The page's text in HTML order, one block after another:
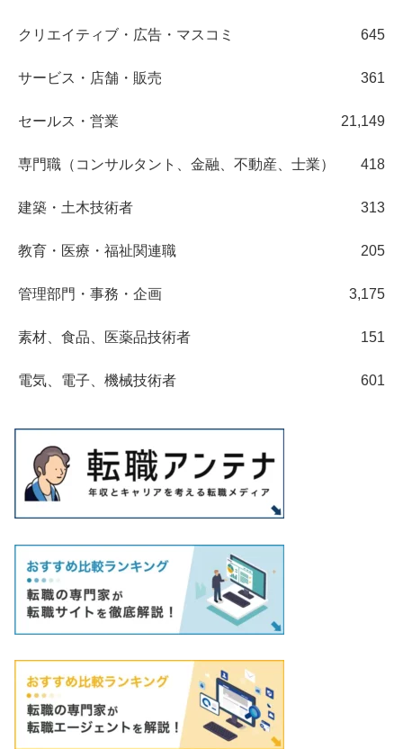
クリエイティブ・広告・マスコミ 645
サービス・店舗・販売 361
セールス・営業 21,149
専門職（コンサルタント、金融、不動産、士業） 418
建築・土木技術者 313
教育・医療・福祉関連職 205
管理部門・事務・企画 3,175
素材、食品、医薬品技術者 151
電気、電子、機械技術者 601